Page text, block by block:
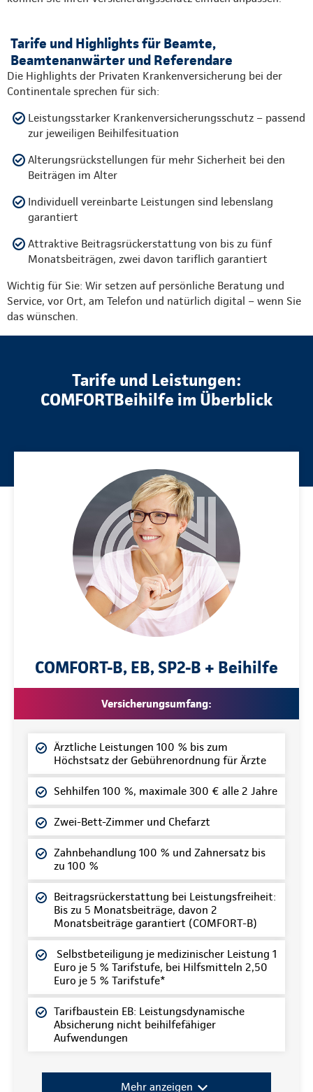
Tarife und Highlights für Beamte,
Beamtenanwärter und Referendare
Die Highlights der Privaten Krankenversicherung bei der
Continentale sprechen für sich:
Leistungsstarker Krankenversicherungsschutz – passend
zur jeweiligen Beihilfesituation
Alterungsrückstellungen für mehr Sicherheit bei den
Beiträgen im Alter
Individuell vereinbarte Leistungen sind lebenslang
garantiert
Attraktive Beitragsrückerstattung von bis zu fünf
Monatsbeiträgen, zwei davon tariflich garantiert
Wichtig für Sie: Wir setzen auf persönliche Beratung und
Service, vor Ort, am Telefon und natürlich digital – wenn Sie
das wünschen.
Tarife und Leistungen:
COMFORTBeihilfe im Überblick
COMFORT-B, EB, SP2-B + Beihilfe
Versicherungsumfang:
Ärztliche Leistungen 100 % bis zum
Höchstsatz der Gebührenordnung für Ärzte
Sehhilfen 100 %, maximale 300 € alle 2 Jahre
Zwei-Bett-Zimmer und Chefarzt
Zahnbehandlung 100 % und Zahnersatz bis
zu 100 %
Beitragsrückerstattung bei Leistungsfreiheit:
Bis zu 5 Monatsbeiträge, davon 2
Monatsbeiträge garantiert (COMFORT-B)
Selbstbeteiligung je medizinischer Leistung 1
Euro je 5 % Tarifstufe, bei Hilfsmitteln 2,50
Euro je 5 % Tarifstufe*
Tarifbaustein EB: Leistungsdynamische
Absicherung nicht beihilfefähiger
Aufwendungen
Mehr anzeigen